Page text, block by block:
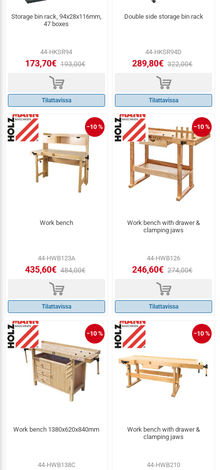
Storage bin rack, 94x28x116mm,
47 boxes
44-HKSR94
173,70€ 193,00€
d
Tilattavissa
Double side storage bin rack
44-HKSR94D
289,80€ 322,00€
d
Tilattavissa
−10 %
Work bench
44-HWB123A
435,60€ 484,00€
d
Tilattavissa
−10 %
Work bench with drawer &
clamping jaws
44-HWB126
246,60€ 274,00€
d
Tilattavissa
−10 %
Work bench 1380x620x840mm
44-HWB138C
−10 %
Work bench with drawer &
clamping jaws
44-HWB210